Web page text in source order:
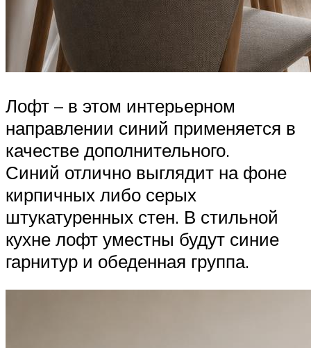
Лофт – в этом интерьерном
направлении синий применяется в
качестве дополнительного.
Синий отлично выглядит на фоне
кирпичных либо серых
штукатуренных стен. В стильной
кухне лофт уместны будут синие
гарнитур и обеденная группа.